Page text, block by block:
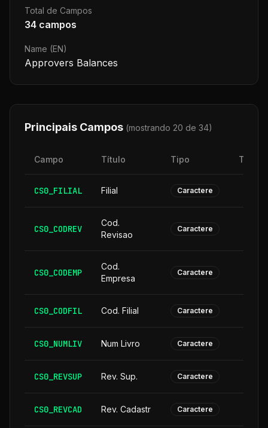
Total de Campos
34 campos
Name (EN)
Approvers Balances
Principais Campos (mostrando 20 de 34)
Campo Título Tipo
CS0_FILIAL Filial Caractere
CS0_CODREV
Cod.
Revisao
Caractere
CS0_CODEMP
Cod.
Empresa
Caractere
CS0_CODFIL Cod. Filial Caractere
CS0_NUMLIV Num Livro Caractere
CS0_REVSUP Rev. Sup. Caractere
CS0_REVCAD Rev. Cadastr Caractere